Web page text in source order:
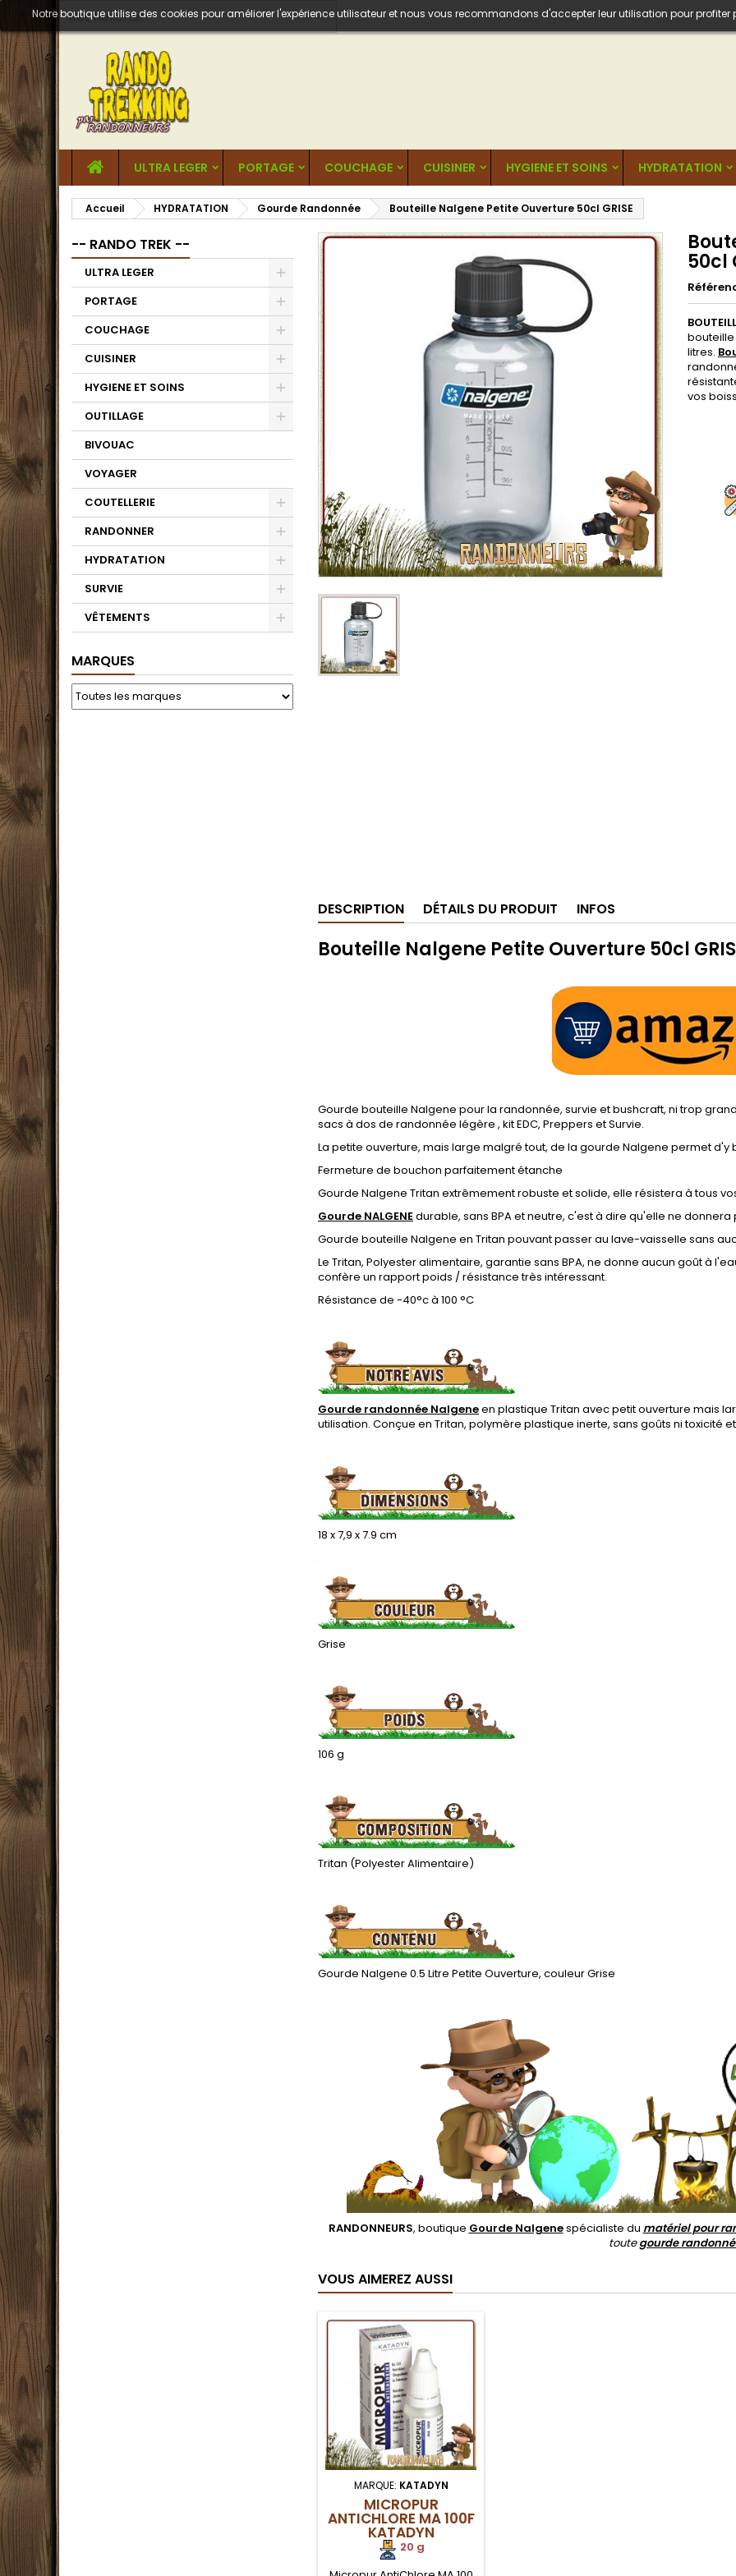
Notre boutique utilise des cookies pour améliorer l'expérience utilisateur et nous vous recommandons d'accepter leur utilisation pour
ULTRA LEGER PORTAGE COUCHAGE CUISINER HYGIENE ET SOINS HYDRATATION
Accueil HYDRATATION Gourde Randonnée Bouteille Nalgene Petite Ouverture 50cl GRISE
-- RANDO TREK --
ULTRA LEGER
PORTAGE
COUCHAGE
CUISINER
HYGIENE ET SOINS
OUTILLAGE
BIVOUAC
VOYAGER
COUTELLERIE
RANDONNER
HYDRATATION
SURVIE
VÊTEMENTS
MARQUES
50cl
litres.
vos
DESCRIPTION DÉTAILS DU PRODUIT INFOS
Bouteille Nalgene Petite Ouverture 50cl
.
Gourde bouteille Nalgene pour la randonnée, survie et bushcraft, ni trop
sacs à dos de randonnée légère , kit EDC, Preppers et Survie.
La petite ouverture, mais large malgré tout, de la gourde Nalgene permet
Fermeture de bouchon parfaitement étanche
Gourde Nalgene Tritan extrêmement robuste et solide, elle résistera à tous
Gourde NALGENEdurable, sans BPA et neutre, c'est à dire qu'elle ne
Gourde bouteille Nalgene en Tritan pouvant passer au lave-vaisselle sans
Le Tritan, Polyester alimentaire, garantie sans BPA, ne donne aucun goût à
confère un rapport poids / résistance très intéressant.
Résistance de -40°c à 100 °C
.
Gourde randonnée Nalgeneen plastique Tritan avec petit ouverture mais
utilisation. Conçue en Tritan, polymère plastique inerte, sans goûts ni toxicité
.
18 x 7,9 x 7.9 cm
.
Grise
.
106 g
.
Tritan (Polyester Alimentaire)
.
Gourde Nalgene 0.5 Litre Petite Ouverture, couleur Grise
.
RANDONNEURS, boutique Gourde Nalgenespécialiste du matériel pour
toutegourde
VOUS AIMEREZ AUSSI
MARQUE: KATADYN
MICROPUR
ANTICHLORE MA 100F
KATADYN
20 g